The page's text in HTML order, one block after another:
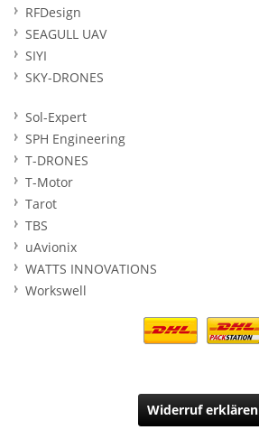
RFDesign
SEAGULL UAV
SIYI
SKY-DRONES
Sol-Expert
SPH Engineering
T-DRONES
T-Motor
Tarot
TBS
uAvionix
WATTS INNOVATIONS
Workswell
Widerruf erklären